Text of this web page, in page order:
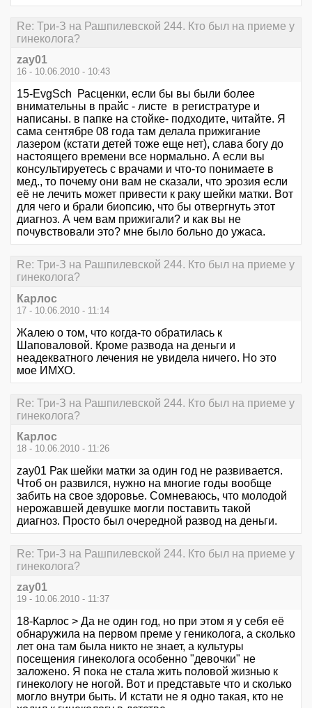
Re: Три-З на Рашпилевской 244. Кто был на приеме у
гинеколога?
zay01
16 - 10.06.2010 - 10:43
15-EvgSch Расценки, если бы вы были более
внимательны в прайс - листе в регистратуре и
написаны. в папке на стойке- подходите, читайте. Я
сама сентябре 08 года там делала прижигание
лазером (кстати детей тоже еще нет), слава богу до
настоящего времени все нормально. А если вы
консультируетесь с врачами и что-то понимаете в
мед., то почему они вам не сказали, что эрозия если
её не лечить может привести к раку шейки матки. Вот
для чего и брали биопсию, что бы отвергнуть этот
диагноз. А чем вам прижигали? и как вы не
почувствовали это? мне было больно до ужаса.
Re: Три-З на Рашпилевской 244. Кто был на приеме у
гинеколога?
Карлос
17 - 10.06.2010 - 11:14
Жалею о том, что когда-то обратилась к
Шаповаловой. Кроме развода на деньги и
неадекватного лечения не увидела ничего. Но это
мое ИМХО.
Re: Три-З на Рашпилевской 244. Кто был на приеме у
гинеколога?
Карлос
18 - 10.06.2010 - 11:26
zay01 Рак шейки матки за один год не развивается.
Чтоб он развился, нужно на многие годы вообще
забить на свое здоровье. Сомневаюсь, что молодой
нерожавшей девушке могли поставить такой
диагноз. Просто был очередной развод на деньги.
Re: Три-З на Рашпилевской 244. Кто был на приеме у
гинеколога?
zay01
19 - 10.06.2010 - 11:37
18-Карлос > Да не один год, но при этом я у себя её
обнаружила на первом преме у гениколога, а сколько
лет она там была никто не знает, а культуры
посещения гинеколога особенно "девочки" не
заложено. Я пока не стала жить половой жизнью к
гинекологу не ногой. Вот и представьте что и сколько
могло внутри быть. И кстати не я одно такая, кто не